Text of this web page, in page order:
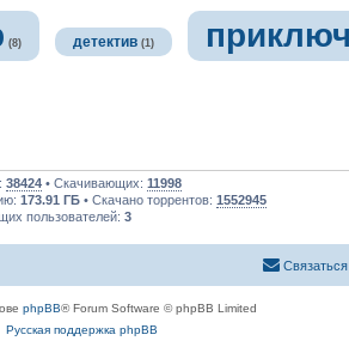
(8) детектив (1)
38424 • Скачивающих: 11998
173.91 ГБ • Скачано торрентов: 1552945
пользователей: 3
phpBB® Forum Software © phpBB Limited
Русская поддержка phpBB